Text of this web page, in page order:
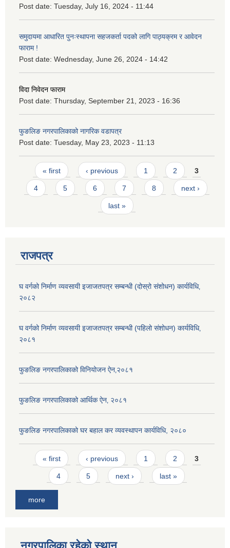
Post date: Tuesday, July 16, 2024 - 11:44
समुदायमा आधारित पुनःस्थापना सहजकर्ता पदको लागि पाठ्यक्रम र आवेदन
फाराम !
Post date: Wednesday, June 26, 2024 - 14:42
विदा निवेदन फाराम
Post date: Thursday, September 21, 2023 - 16:36
फुङलिङ नगरपालिकाको नागरिक वडापत्र
Post date: Tuesday, May 23, 2023 - 11:13
Pages
« first ‹ previous 1 2 3
4 5 6 7 8 next ›
last »
राजपत्र
घ वर्गको निर्माण व्यवसायी इजाजतपत्र सम्बन्धी (दोस्रो संशोधन) कार्यविधि‚
२०८२
घ वर्गको निर्माण व्यवसायी इजाजतपत्र सम्बन्धी (पहिलो संशोधन) कार्यविधि‚
२०८१
फुङलिङ नगरपालिकाको विनियोजन ऐन‚२०८१
फुङलिङ नगरपालिकाको आर्थिक ऐन‚ २०८१
फुङलिङ नगरपालिकाको घर बहाल कर व्यवस्थापन कार्यविधि, २०८०
Pages
« first ‹ previous 1 2 3
4 5 next › last »
more